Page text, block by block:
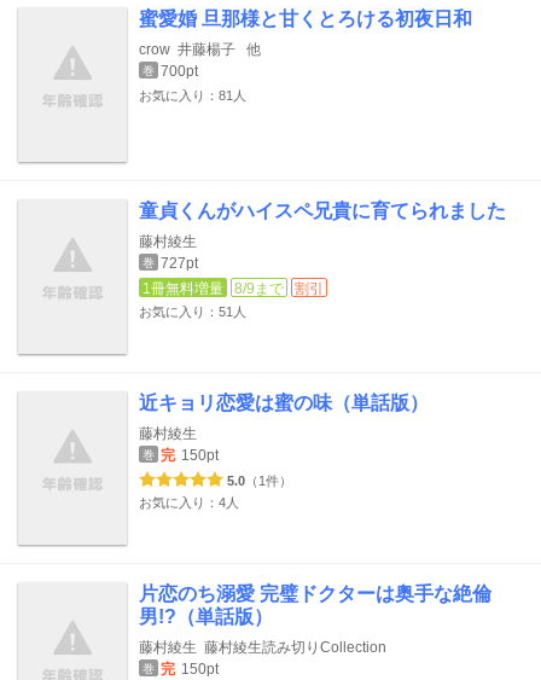
蜜愛婚 旦那様と甘くとろける初夜日和
crow 井藤楊子 他
巻 700pt
お気に入り：81人
童貞くんがハイスペ兄貴に育てられました
藤村綾生
巻 727pt
1冊無料増量
8/9まで 割引
お気に入り：51人
近キョリ恋愛は蜜の味（単話版）
藤村綾生
巻 完 150pt
5.0 （1件）
お気に入り：4人
片恋のち溺愛 完璧ドクターは奥手な絶倫
男!?（単話版）
藤村綾生 藤村綾生読み切りCollection
巻 完 150pt